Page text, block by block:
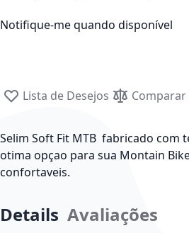
Notifique-me quando disponível
Lista de Desejos Comparar
Selim Soft Fit MTB fabricado com
otima opçao para sua Montain
confortaveis.
Details Avaliações